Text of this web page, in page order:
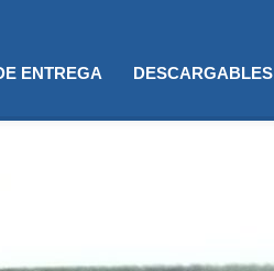
ENTREGA DESCARGABLES